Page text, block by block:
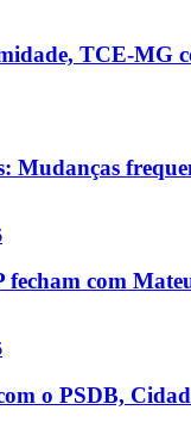
TCE-MG
Mudanças
fecham com
o PSDB,